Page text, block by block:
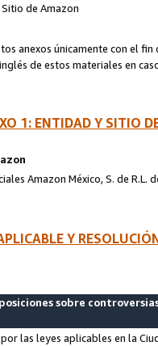
de Amazon
anexos únicamente con el
de estos materiales en
1: ENTIDAD Y SITIO
Amazon México, S. de R.L.
Y
sobre
las leyes aplicables en la